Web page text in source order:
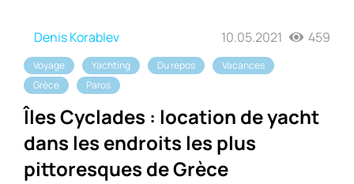
Denis Korablev 10.05.2021 459
Voyage Yachting Du repos
Vacances
Grèce
Paros
Îles Cyclades : location de yacht
dans les endroits les plus
pittoresques de Grèce